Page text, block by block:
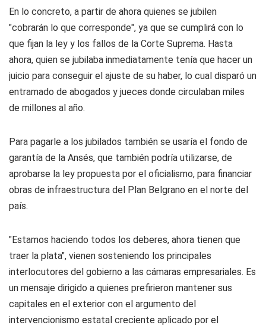
En lo concreto, a partir de ahora quienes se jubilen
"cobrarán lo que corresponde", ya que se cumplirá con lo
que fijan la ley y los fallos de la Corte Suprema. Hasta
ahora, quien se jubilaba inmediatamente tenía que hacer un
juicio para conseguir el ajuste de su haber, lo cual disparó un
entramado de abogados y jueces donde circulaban miles
de millones al año.
Para pagarle a los jubilados también se usaría el fondo de
garantía de la Ansés, que también podría utilizarse, de
aprobarse la ley propuesta por el oficialismo, para financiar
obras de infraestructura del Plan Belgrano en el norte del
país.
"Estamos haciendo todos los deberes, ahora tienen que
traer la plata", vienen sosteniendo los principales
interlocutores del gobierno a las cámaras empresariales. Es
un mensaje dirigido a quienes prefirieron mantener sus
capitales en el exterior con el argumento del
intervencionismo estatal creciente aplicado por el